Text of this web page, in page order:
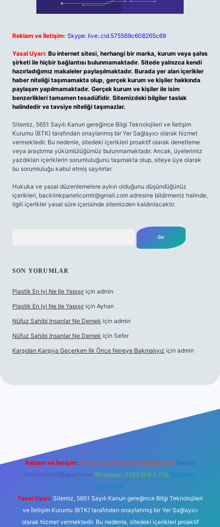
Reklam ve İletişim: Skype: live:.cid.575569c608265c69
Yasal Uyarı: Bu internet sitesi, herhangi bir marka, kurum veya şahıs
şirketi ile hiçbir bağlantısı bulunmamaktadır. Sitede yalnızca kendi
hazırladığımız makaleler paylaşılmaktadır. Burada yer alan içerikler
haber niteliği taşımamakta olup, gerçek kurum ve kişiler hakkında
paylaşım yapılmamaktadır. Gerçek kurum ve kişiler ile isim
benzerlikleri tamamen tesadüfidir. Sitemizdeki bilgiler taslak
halindedir ve tavsiye niteliği taşımazlar.
Sitemiz, 5651 Sayılı Kanun gereğince Bilgi Teknolojileri ve İletişim
Kurumu (BTK) tarafından onaylanmış bir Yer Sağlayıcı olarak hizmet
vermektedir. Bu nedenle, sitedeki içerikleri proaktif olarak denetleme
veya araştırma yükümlülüğümüz bulunmamaktadır. Ancak, üyelerimiz
yazdıkları içeriklerin sorumluluğunu taşımakta olup, siteye üye olarak
bu sorumluluğu kabul etmiş sayılırlar.
Hukuka ve yasal düzenlemelere aykırı olduğunu düşündüğünüz
içerikleri, backlinkpanelicomtr@gmail.com adresine bildirmeniz halinde,
ilgili içerikler yasal süre içerisinde sitemizden kaldırılacaktır.
SON YORUMLAR
Plastik En Iyi Ne Ile Yapışır için admin
Plastik En Iyi Ne Ile Yapışır için Ayhan
Nüfuz Sahibi Insanlar Ne Demek için admin
Nüfuz Sahibi Insanlar Ne Demek için Sefer
Karşıdan Karşıya Geçerken Ilk Önce Nereye Bakmalıyız için admin
Reklam ve İletişim: E-mail: backlinkpaneli@gmail.com Teams:
forumhizmeti@gmail.com Whatsapp: 0262 606 0 726 Telegram:
@karabul
Yasal Uyarı: Sitemiz, 5651 Sayılı Kanun gereğince Bilgi Teknolojileri
ve İletişim Kurumu (BTK) tarafından onaylanmış bir Yer Sağlayıcı
olarak hizmet vermektedir. Bu nedenle, sitedeki içerikleri proaktif